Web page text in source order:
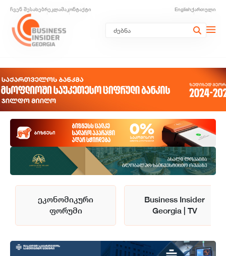
ჩვენ შესახებრეკლამაკონტაქტი Englishქართული
ეკონომიკური
ფორუმი
Business Insider
Georgia | TV